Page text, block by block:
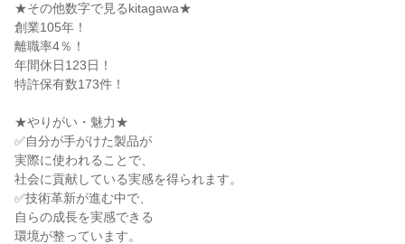
★その他数字で見るkitagawa★
創業105年！
離職率4％！
年間休日123日！
特許保有数173件！
★やりがい・魅力★
✅自分が手がけた製品が
実際に使われることで、
社会に貢献している実感を得られます。
✅技術革新が進む中で、
自らの成長を実感できる
環境が整っています。